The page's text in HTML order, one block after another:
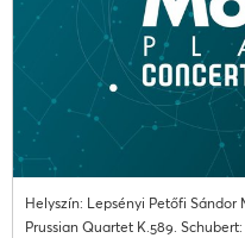
Helyszín: Lepsényi Petőfi
Prussian Quartet K.589.